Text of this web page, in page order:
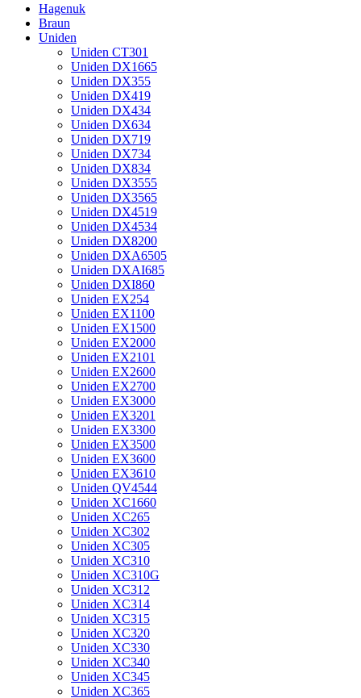
Hagenuk
Braun
Uniden
Uniden CT301
Uniden DX1665
Uniden DX355
Uniden DX419
Uniden DX434
Uniden DX634
Uniden DX719
Uniden DX734
Uniden DX834
Uniden DX3555
Uniden DX3565
Uniden DX4519
Uniden DX4534
Uniden DX8200
Uniden DXA6505
Uniden DXAI685
Uniden DXI860
Uniden EX254
Uniden EX1100
Uniden EX1500
Uniden EX2000
Uniden EX2101
Uniden EX2600
Uniden EX2700
Uniden EX3000
Uniden EX3201
Uniden EX3300
Uniden EX3500
Uniden EX3600
Uniden EX3610
Uniden QV4544
Uniden XC1660
Uniden XC265
Uniden XC302
Uniden XC305
Uniden XC310
Uniden XC310G
Uniden XC312
Uniden XC314
Uniden XC315
Uniden XC320
Uniden XC330
Uniden XC340
Uniden XC345
Uniden XC365